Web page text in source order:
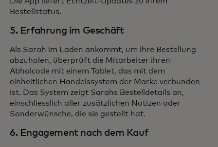
Bestellstatus.
5. Erfahrung im Geschäft
Als Sarah im Laden ankommt, um ihre Bestellung
abzuholen, überprüft die Mitarbeiter ihren
Abholcode mit einem Tablet, das mit dem
einheitlichen Handelssystem der Marke verbunden
ist. Das System zeigt Sarahs Bestelldetails an,
einschliesslich aller zusätzlichen Notizen oder
Sonderwünsche, die sie gestellt hat.
6. Engagement nach dem Kauf